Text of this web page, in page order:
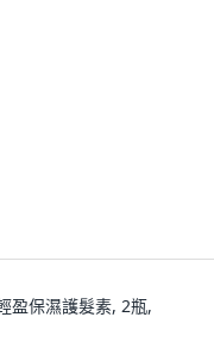
盈保濕護髮素, 2瓶,